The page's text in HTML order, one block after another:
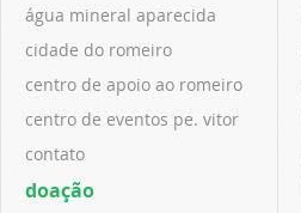
água mineral aparecida
cidade do romeiro
centro de apoio ao romeiro
centro de eventos pe. vitor
contato
doação